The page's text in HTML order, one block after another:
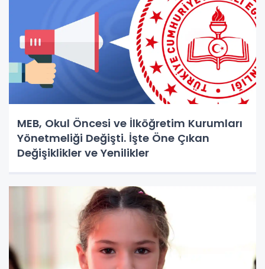
MEB, Okul Öncesi ve İlköğretim Kurumları
Yönetmeliği Değişti. İşte Öne Çıkan
Değişiklikler ve Yenilikler